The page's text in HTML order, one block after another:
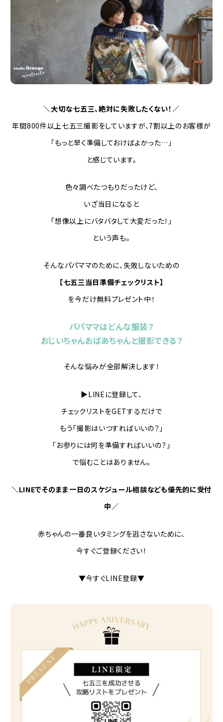
＼大切な七五三、絶対に失敗したくない！／
年間800件以上七五三撮影をしていますが、7割以上のお客様が
「もっと早く準備しておけばよかった…」
と感じています。
色々調べたつもりだったけど、
いざ当日になると
「想像以上にバタバタして大変だった！」
という声も。
そんなパパママのために、失敗しないための
【七五三当日準備チェックリスト】
を今だけ無料プレゼント中！
パパママはどんな服装？
おじいちゃんおばあちゃんと撮影できる？
そんな悩みが全部解決します！
▶︎LINEに登録して、
チェックリストをGETするだけで
もう「撮影はいつすればいいの？」
「お参りには何を準備すればいいの？」
で悩むことはありません。
＼LINEでそのまま一日のスケジュール相談なども優先的に受付
中／
赤ちゃんの一番良いタミングを逃さないために、
今すぐご登録ください！
▼今すぐLINE登録▼